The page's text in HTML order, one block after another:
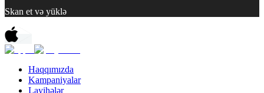
Skan et və yüklə
Haqqımızda
Kampaniyalar
Layihələr